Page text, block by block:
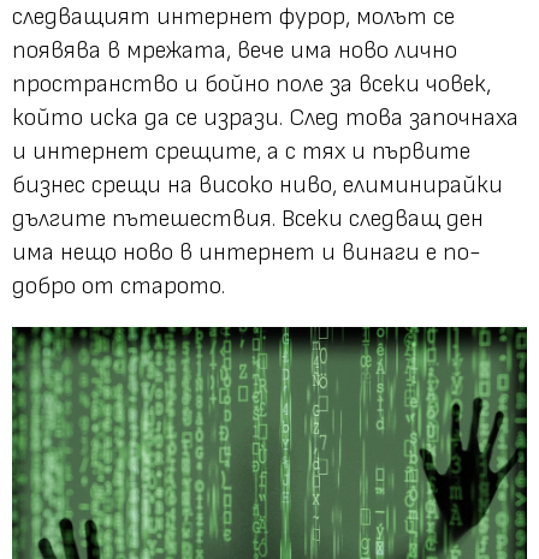
следващият интернет фурор, молът се
появява в мрежата, вече има ново лично
пространство и бойно поле за всеки човек,
който иска да се изрази. След това започнаха
и интернет срещите, а с тях и първите
бизнес срещи на високо ниво, елиминирайки
дългите пътешествия. Всеки следващ ден
има нещо ново в интернет и винаги е по-
добро от старото.